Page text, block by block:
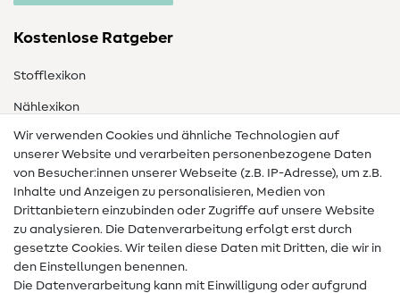
Kostenlose Ratgeber
Stofflexikon
Nählexikon
Nähanleitungen
Hilfe & Kontakt
Kontakt
Infos zum Betreiberwechsel
FAQ
Wir verwenden Cookies und ähnliche Technologien auf
unserer Website und verarbeiten personenbezogene Daten
von Besucher:innen unserer Webseite (z.B. IP-Adresse), um z.B.
Inhalte und Anzeigen zu personalisieren, Medien von
Drittanbietern einzubinden oder Zugriffe auf unsere Website
zu analysieren. Die Datenverarbeitung erfolgt erst durch
gesetzte Cookies. Wir teilen diese Daten mit Dritten, die wir in
den Einstellungen benennen.
Die Datenverarbeitung kann mit Einwilligung oder aufgrund